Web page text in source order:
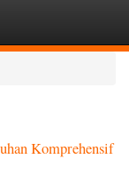
Komprehensif